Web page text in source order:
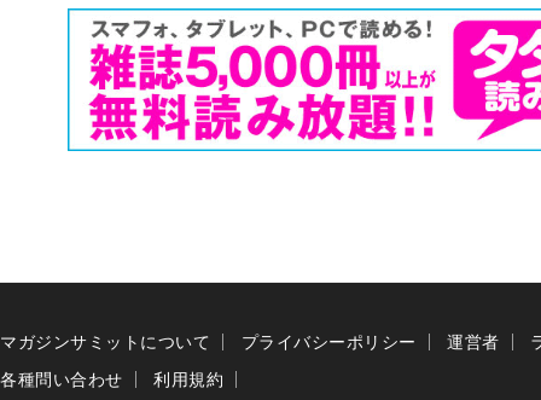
マガジンサミットについて プライバシーポリシー 運営者
各種問い合わせ
利用規約